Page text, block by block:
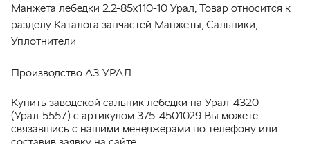
Манжета лебедки 2.2-85х110-10 Урал, Товар относится к
разделу Каталога запчастей Манжеты, Сальники,
Уплотнители
Производство АЗ УРАЛ
Купить заводской сальник лебедки на Урал-4320
(Урал-5557) с артикулом 375-4501029 Вы можете
связавшись с нашими менеджерами по телефону или